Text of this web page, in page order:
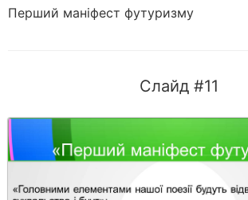
Перший маніфест футуризму
Слайд #11